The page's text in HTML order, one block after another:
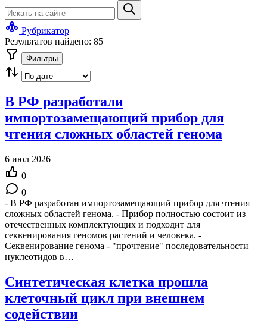
Рубрикатор
Результатов найдено: 85
Фильтры
В РФ разработали
импортозамещающий прибор для
чтения сложных областей генома
6 июл 2026
0
0
- В РФ разработан импортозамещающий прибор для чтения
сложных областей генома. - Прибор полностью состоит из
отечественных комплектующих и подходит для
секвенирования геномов растений и человека. -
Секвенирование генома - "прочтение" последовательности
нуклеотидов в…
Синтетическая клетка прошла
клеточный цикл при внешнем
содействии